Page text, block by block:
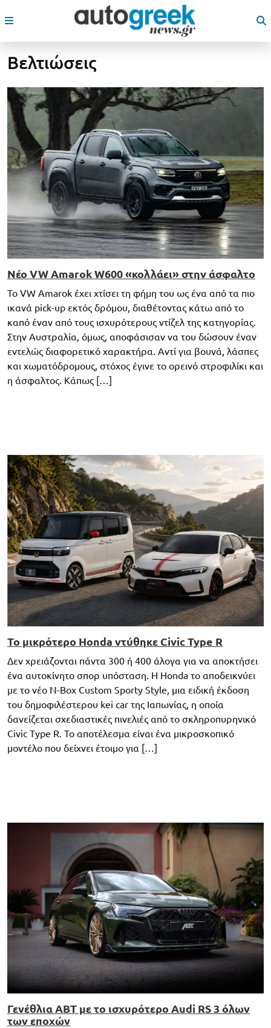
Βελτιώσεις
Νέο VW Amarok W600 «κολλάει» στην άσφαλτο
Το VW Amarok έχει χτίσει τη φήμη του ως ένα από τα πιο
ικανά pick-up εκτός δρόμου, διαθέτοντας κάτω από το
καπό έναν από τους ισχυρότερους ντίζελ της κατηγορίας.
Στην Αυστραλία, όμως, αποφάσισαν να του δώσουν έναν
εντελώς διαφορετικό χαρακτήρα. Αντί για βουνά, λάσπες
και χωματόδρομους, στόχος έγινε το ορεινό στροφιλίκι και
η άσφαλτος. Κάπως […]
Το μικρότερο Honda ντύθηκε Civic Type R
Δεν χρειάζονται πάντα 300 ή 400 άλογα για να αποκτήσει
ένα αυτοκίνητο σπορ υπόσταση. Η Honda το αποδεικνύει
με το νέο N-Box Custom Sporty Style, μια ειδική έκδοση
του δημοφιλέστερου kei car της Ιαπωνίας, η οποία
δανείζεται σχεδιαστικές πινελιές από το σκληροπυρηνικό
Civic Type R. Το αποτέλεσμα είναι ένα μικροσκοπικό
μοντέλο που δείχνει έτοιμο για […]
Γενέθλια ABT με το ισχυρότερο Audi RS 3 όλων
των εποχών